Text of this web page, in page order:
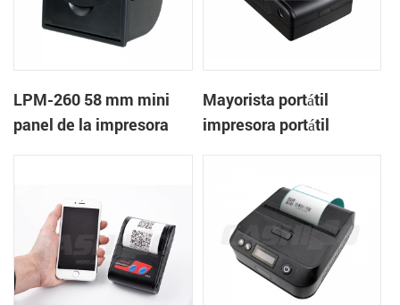
LPM-260 58 mm mini
panel de la impresora
efectivo
Mayorista portátil
impresora portátil